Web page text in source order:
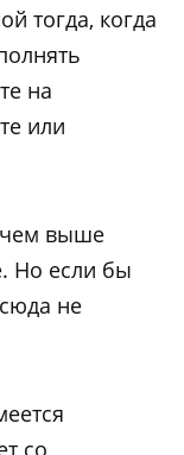
тогда, когда
на
или
чем выше
Но если бы
не
со